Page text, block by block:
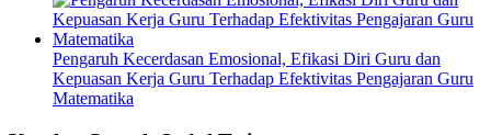
Pengaruh Kecerdasan Emosional, Efikasi Diri Guru dan
Kepuasan Kerja Guru Terhadap Efektivitas Pengajaran Guru
Matematika